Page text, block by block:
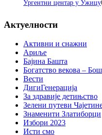
Ургентни центар у Ужицу
Актуелности
Активни и снажни
Ариље
Бајина Башта
Богатство векова –
Вести
ДигиГенерација
За здравије детињство
Зелени путеви
Знаменити Златиборци
Избори 2023
Исти смо